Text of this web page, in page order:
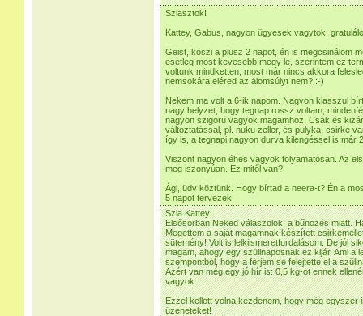
Sziasztok!
Kattey, Gabus, nagyon ügyesek vagytok,
Geist, köszi a plusz 2 napot, én is megcsinálom
esetleg most kevesebb megy le, szerintem ez
voltunk mindketten, most már nincs akkora
nemsokára eléred az álomsúlyt nem? :-)
Nekem ma volt a 6-ik napom. Nagyon klasszul
nagy helyzet, hogy tegnap rossz voltam,
nagyon szigorú vagyok magamhoz. Csak és
változtatással, pl. nuku zeller, és pulyka, csirke
így is, a tegnapi nagyon durva kilengéssel is már
Viszont nagyon éhes vagyok folyamatosan. Az
meg iszonyúan. Ez mitől van?
Ági, üdv köztünk. Hogy bírtad a neera-t? Én a
5 napot tervezek.
Szia Kattey!
Elsősorban Neked válaszolok, a bűnözés miatt.
Megettem a saját magamnak készített
sütemény! Volt is lelkiismeretfurdalásom. De jól
magam, ahogy egy szülinaposnak ez kijár. Ami a
szempontból, hogy a férjem se felejtette el a
Azért van még egy jó hír is: 0,5 kg-ot ennek
vagyok.
Ezzel kellett volna kezdenem, hogy még
üzeneteket!